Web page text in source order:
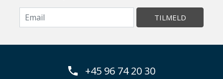
TILMELD
+45 96 74 20 30